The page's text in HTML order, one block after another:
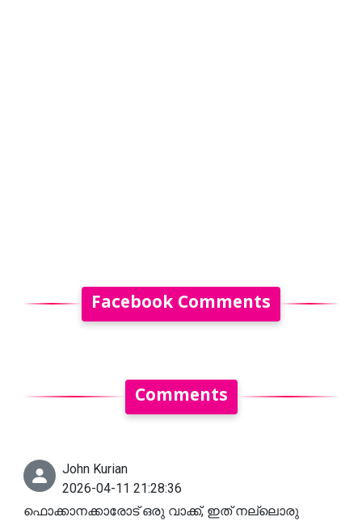
Facebook Comments
Comments
John Kurian
2026-04-11 21:28:36
ഫൊക്കാനക്കാരോട് ഒരു വാക്ക്, ഇത് നല്ലൊരു